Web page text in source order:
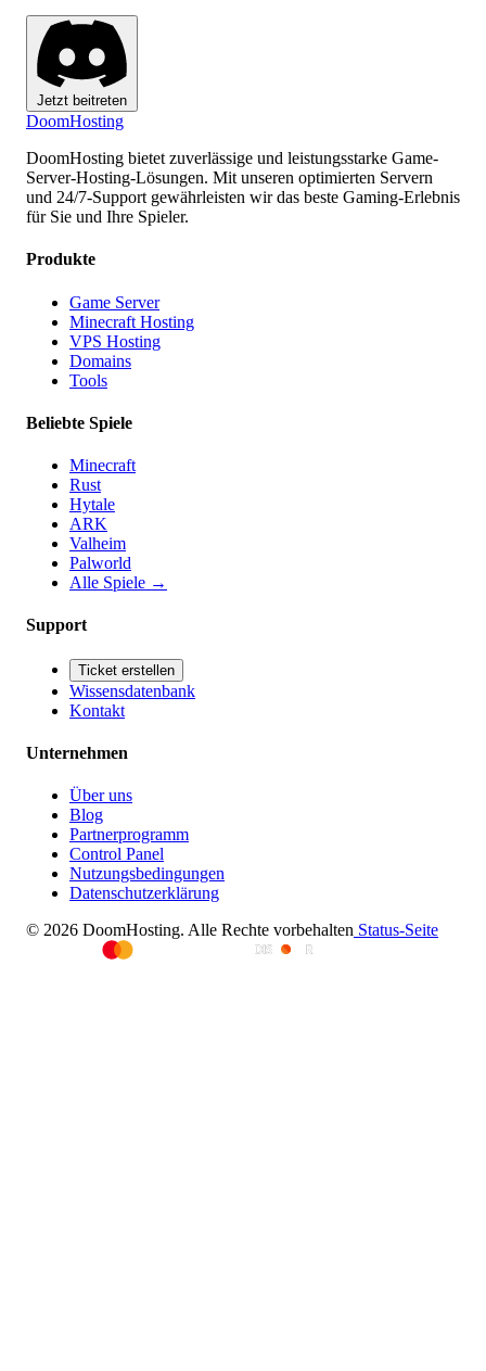
Jetzt beitreten
DoomHosting
DoomHosting bietet zuverlässige und leistungsstarke Game-
Server-Hosting-Lösungen. Mit unseren optimierten Servern
und 24/7-Support gewährleisten wir das beste Gaming-Erlebnis
für Sie und Ihre Spieler.
Produkte
Game Server
Minecraft Hosting
VPS Hosting
Domains
Tools
Beliebte Spiele
Minecraft
Rust
Hytale
ARK
Valheim
Palworld
Alle Spiele →
Support
Ticket erstellen
Wissensdatenbank
Kontakt
Unternehmen
Über uns
Blog
Partnerprogramm
Control Panel
Nutzungsbedingungen
Datenschutzerklärung
© 2026 DoomHosting. Alle Rechte vorbehalten Status-Seite